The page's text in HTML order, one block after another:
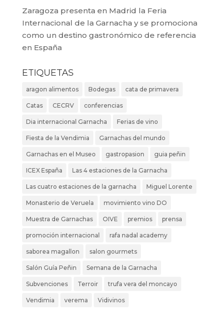
Zaragoza presenta en Madrid la Feria
Internacional de la Garnacha y se promociona
como un destino gastronómico de referencia
en España
ETIQUETAS
aragon alimentos Bodegas cata de primavera
Catas CECRV conferencias
Dia internacional Garnacha Ferias de vino
Fiesta de la Vendimia Garnachas del mundo
Garnachas en el Museo gastropasion guia peñin
ICEX España Las 4 estaciones de la Garnacha
Las cuatro estaciones de la garnacha Miguel Lorente
Monasterio de Veruela movimiento vino DO
Muestra de Garnachas OIVE premios prensa
promoción internacional rafa nadal academy
saborea magallon salon gourmets
Salón Guía Peñin Semana de la Garnacha
Subvenciones Terroir trufa vera del moncayo
Vendimia verema Vidivinos